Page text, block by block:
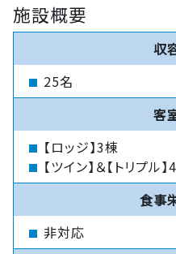
施設概要
収
25名
客
【ロッジ】3棟
【ツイン】＆【トリプル】
食事
非対応